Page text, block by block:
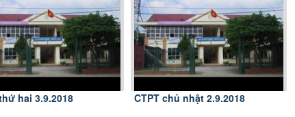
hai 3.9.2018
CTPT chủ nhật 2.9.2018